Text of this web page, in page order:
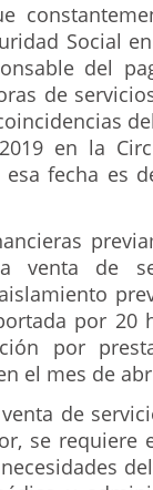
Social
del
de
en la
fecha es
venta de
por 20
por
el mes de
de
se requiere